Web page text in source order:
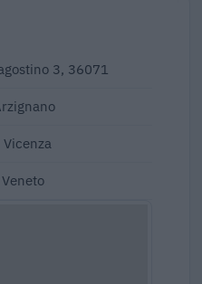
3, 36071
Vicenza
Veneto